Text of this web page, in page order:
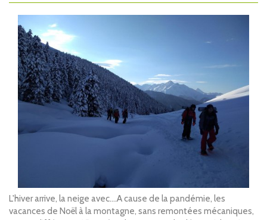
L'hiver arrive, la neige avec....A cause de la pandémie, les
vacances de Noël à la montagne, sans remontées mécaniques,